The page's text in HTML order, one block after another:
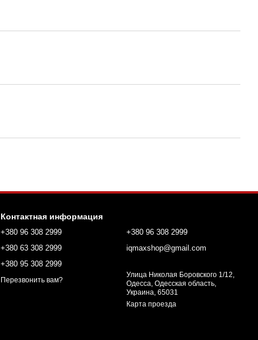
Контактная информация
+380 96 308 2999
+380 63 308 2999
+380 95 308 2999
Перезвонить вам?
+380 96 308 2999
iqmaxshop@gmail.com
Улица Николая Боровского 1/12,
Одесса, Одесская область,
Украина, 65031
Карта проезда